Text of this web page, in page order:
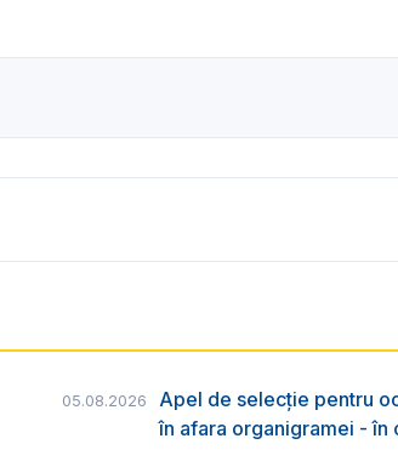
05.08.2026
Apel de selecție pentru
în afara organigramei - în